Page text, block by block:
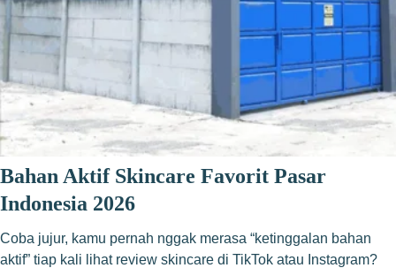
Bahan Aktif Skincare Favorit Pasar
Indonesia 2026
Coba jujur, kamu pernah nggak merasa “ketinggalan bahan
aktif” tiap kali lihat review skincare di TikTok atau Instagram?